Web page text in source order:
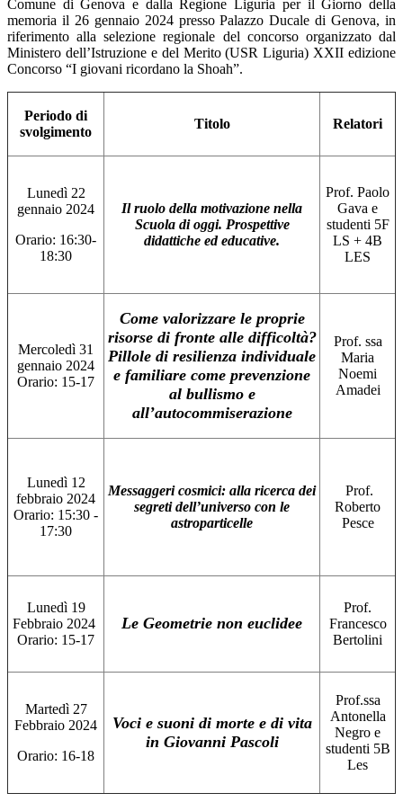
Comune di Genova e dalla Regione Liguria per il Giorno della
memoria il 26 gennaio 2024 presso Palazzo Ducale di Genova, in
riferimento alla selezione regionale del concorso organizzato dal
Ministero dell’Istruzione e del Merito (USR Liguria) XXII edizione
Concorso “I giovani ricordano la Shoah”.
Periodo di
svolgimento
Titolo Relatori
Lunedì 22
gennaio 2024
Orario: 16:30-
18:30
Il ruolo della motivazione nella
Scuola di oggi. Prospettive
didattiche ed educative.
Prof. Paolo
Gava e
studenti 5F
LS + 4B
LES
Mercoledì 31
gennaio 2024
Orario: 15-17
Come valorizzare le proprie
risorse di fronte alle difficoltà?
Pillole di resilienza individuale
e familiare come prevenzione
al bullismo e
all’autocommiserazione
Prof. ssa
Maria
Noemi
Amadei
Lunedì 12
febbraio 2024
Orario: 15:30 -
17:30
Messaggeri cosmici: alla ricerca dei
segreti dell’universo con le
astroparticelle
Prof.
Roberto
Pesce
Lunedì 19
Febbraio 2024
Orario: 15-17
Le Geometrie non euclidee
Prof.
Francesco
Bertolini
Martedì 27
Febbraio 2024
Orario: 16-18
Voci e suoni di morte e di vita
in Giovanni Pascoli
Prof.ssa
Antonella
Negro e
studenti 5B
Les